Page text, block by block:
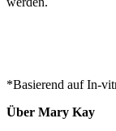
*Basierend auf In-
Über Mary Kay